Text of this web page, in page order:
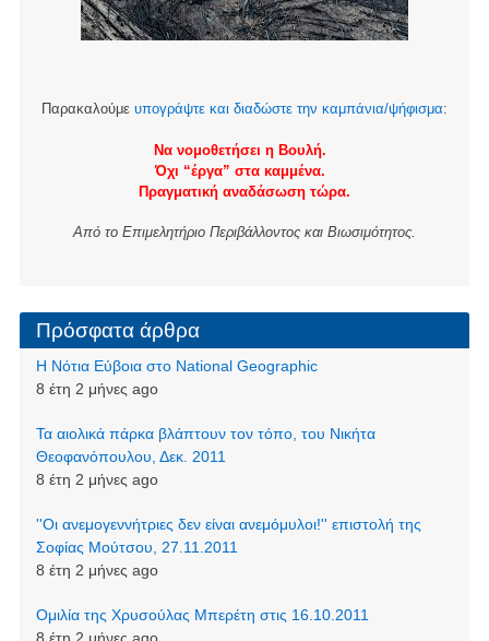
Παρακαλούμε υπογράψτε και διαδώστε την καμπάνια/ψήφισμα:
Να νομοθετήσει η Βουλή.
Όχι “έργα” στα καμμένα.
Πραγματική αναδάσωση τώρα.
Από το Επιμελητήριο Περιβάλλοντος και Βιωσιμότητος.
Πρόσφατα άρθρα
Η Νότια Εύβοια στο National Geographic
8 έτη 2 μήνες ago
Τα αιολικά πάρκα βλάπτουν τον τόπο, του Νικήτα
Θεοφανόπουλου, Δεκ. 2011
8 έτη 2 μήνες ago
''Οι ανεμογεννήτριες δεν είναι ανεμόμυλοι!'' επιστολή της
Σοφίας Μούτσου, 27.11.2011
8 έτη 2 μήνες ago
Ομιλία της Χρυσούλας Μπερέτη στις 16.10.2011